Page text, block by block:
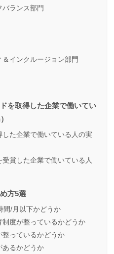
ランス部門
インクルージョン部門
を取得した企業で働いてい
た企業で働いている人の実
賞した企業で働いている人
方5選
間/月以下かどうか
度が整っているかどうか
っているかどうか
るかどうか